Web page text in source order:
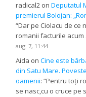
radical2 onDeputatul
premierul Bolojan:
“Dar pe Ciolacu de ce
romanii facturile
aug. 7, 11:44
Aida onCine este
din Satu Mare.
oamenii: “Pentru toți
se nasc,cu o cruce